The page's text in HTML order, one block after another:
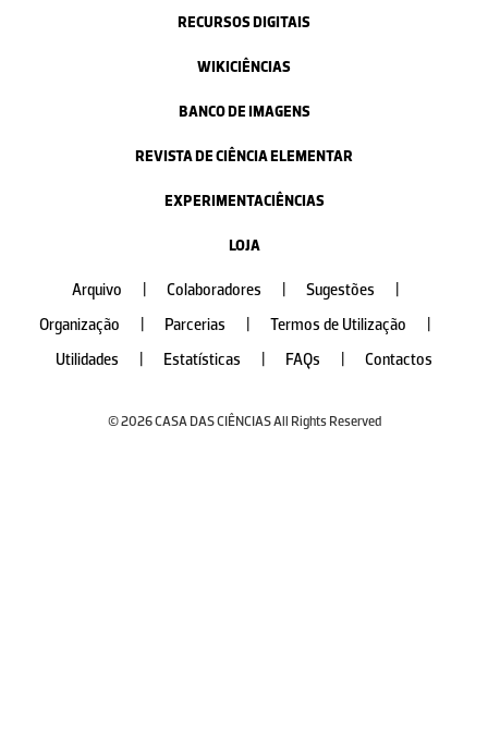
RECURSOS DIGITAIS
WIKICIÊNCIAS
BANCO DE IMAGENS
REVISTA DE CIÊNCIA ELEMENTAR
EXPERIMENTACIÊNCIAS
LOJA
Arquivo Colaboradores Sugestões
Organização
Parcerias Termos de Utilização
Utilidades
Estatísticas FAQs Contactos
© 2026 CASA DAS CIÊNCIAS All Rights Reserved